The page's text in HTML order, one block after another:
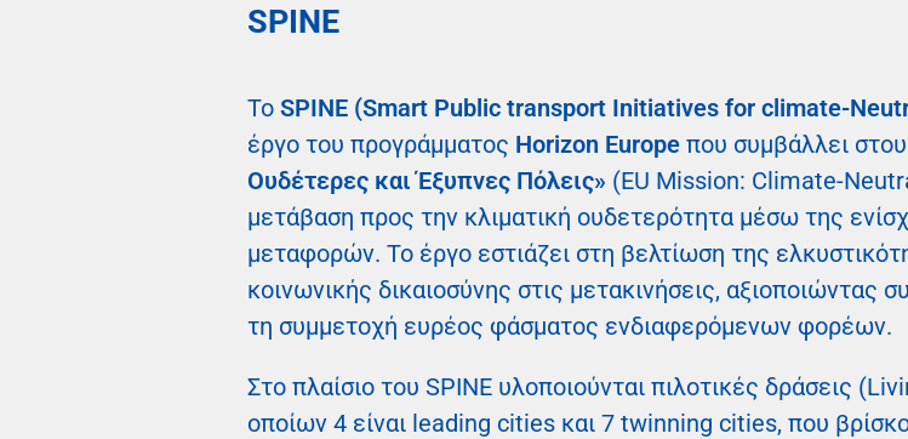
SPINE
Το SPINE (Smart Public transport Initiatives for climate-
έργο του προγράμματος Horizon Europe που συμβάλλει
Ουδέτερες και Έξυπνες Πόλεις» (EU Mission: Climate-
μετάβαση προς την κλιματική ουδετερότητα μέσω της
μεταφορών. Το έργο εστιάζει στη βελτίωση της
κοινωνικής δικαιοσύνης στις μετακινήσεις, αξιοποιώντας
τη συμμετοχή ευρέος φάσματος ενδιαφερόμενων φορέων.
Στο πλαίσιο του SPINE υλοποιούνται πιλοτικές δράσεις
οποίων 4 είναι leading cities και 7 twinning cities, που